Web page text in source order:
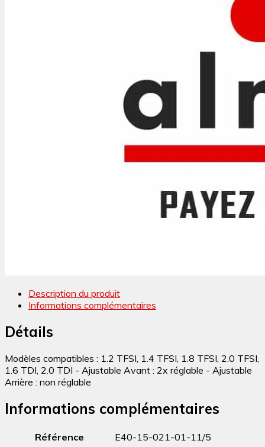
Description du produit
Informations complémentaires
Détails
Modèles compatibles : 1.2 TFSI, 1.4 TFSI, 1.8 TFSI, 2.0 TFSI,
1.6 TDI, 2.0 TDI - Ajustable Avant : 2x réglable - Ajustable
Arrière : non réglable
Informations complémentaires
Référence
E40-15-021-01-11/5